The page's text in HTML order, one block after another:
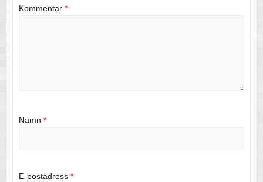
Kommentar *
Namn *
E-postadress *